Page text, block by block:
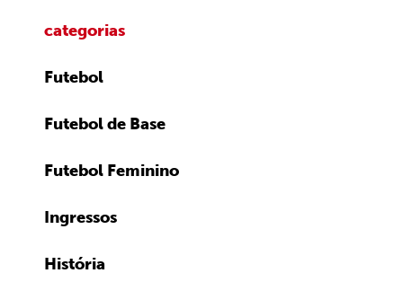
categorias
Futebol
Futebol de Base
Futebol Feminino
Ingressos
História